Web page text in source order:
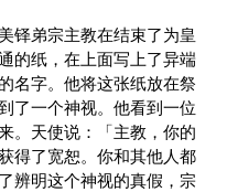
铎弟宗主教在结束了为皇
的纸，在上面写上了异端
名字。他将这张纸放在祭
了一个神视。他看到一位
。天使说：「主教，你的
得了宽恕。你和其他人都
辨明这个神视的真假，宗